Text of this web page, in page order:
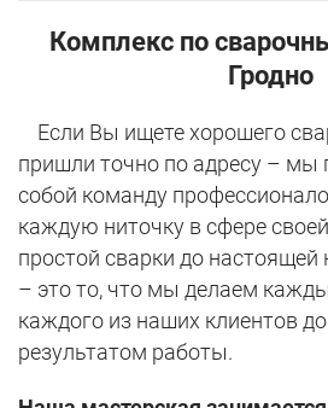
Комплекс по
Гродно
Если Вы ищете хорошего
пришли точно по адресу – мы
собой команду
каждую ниточку в сфере
простой сварки до
– это то, что мы делаем
каждого из наших клиентов
результатом работы.